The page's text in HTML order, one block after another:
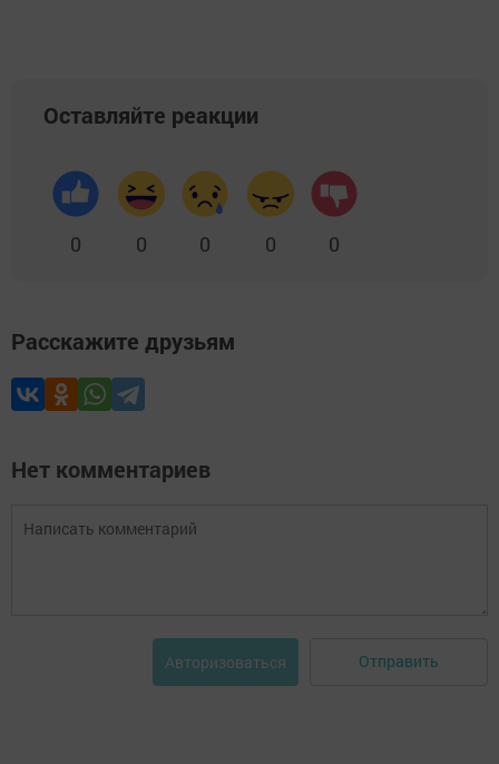
Оставляйте реакции
0 0 0 0 0
Расскажите друзьям
Нет комментариев
Авторизоваться Отправить